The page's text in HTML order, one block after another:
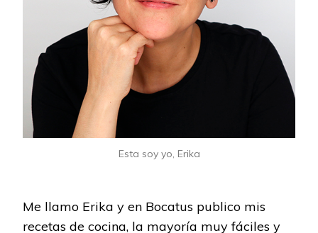
Esta soy yo, Erika
Me llamo Erika y en Bocatus publico mis
recetas de cocina, la mayoría muy fáciles y